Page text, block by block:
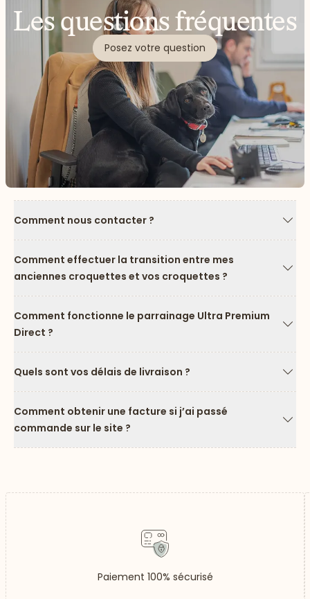
Les questions fréquentes
Posez votre question
Comment nous contacter ?
Comment effectuer la transition entre mes
anciennes croquettes et vos croquettes ?
Comment fonctionne le parrainage Ultra Premium
Direct ?
Quels sont vos délais de livraison ?
Comment obtenir une facture si j’ai passé
commande sur le site ?
Paiement 100% sécurisé